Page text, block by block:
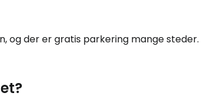
og der er gratis parkering mange steder.
Fortsæt med Facebook